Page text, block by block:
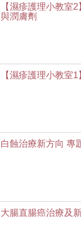
【濕疹護理小教室
與潤膚劑
【濕疹護理小教室
白蝕治療新方向 專
大腸直腸癌治療及